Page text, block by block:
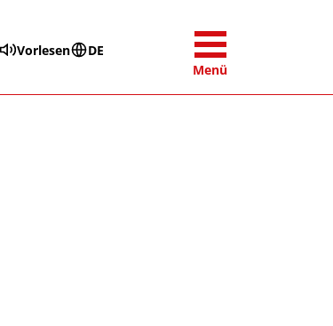
Vorlesen
DE
Menü